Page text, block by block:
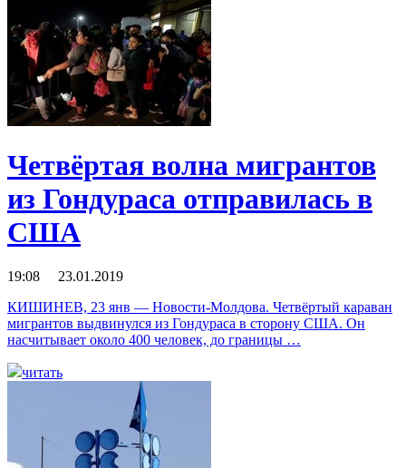
Четвёртая волна мигрантов
из Гондураса отправилась в
США
19:08 23.01.2019
КИШИНЕВ, 23 янв — Новости-Молдова. Четвёртый караван
мигрантов выдвинулся из Гондураса в сторону США. Он
насчитывает около 400 человек, до границы …
читать